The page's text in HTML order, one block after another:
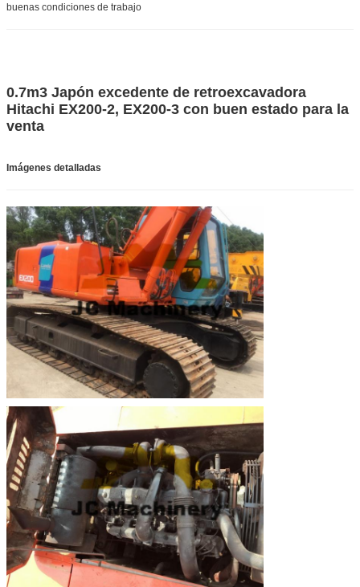
buenas condiciones de trabajo
0.7m3 Japón excedente de retroexcavadora
Hitachi EX200-2, EX200-3 con buen estado para la
venta
Imágenes detalladas